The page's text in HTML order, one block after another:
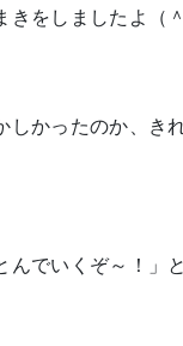
きをしましたよ（
かったのか、き
んでいくぞ～！」